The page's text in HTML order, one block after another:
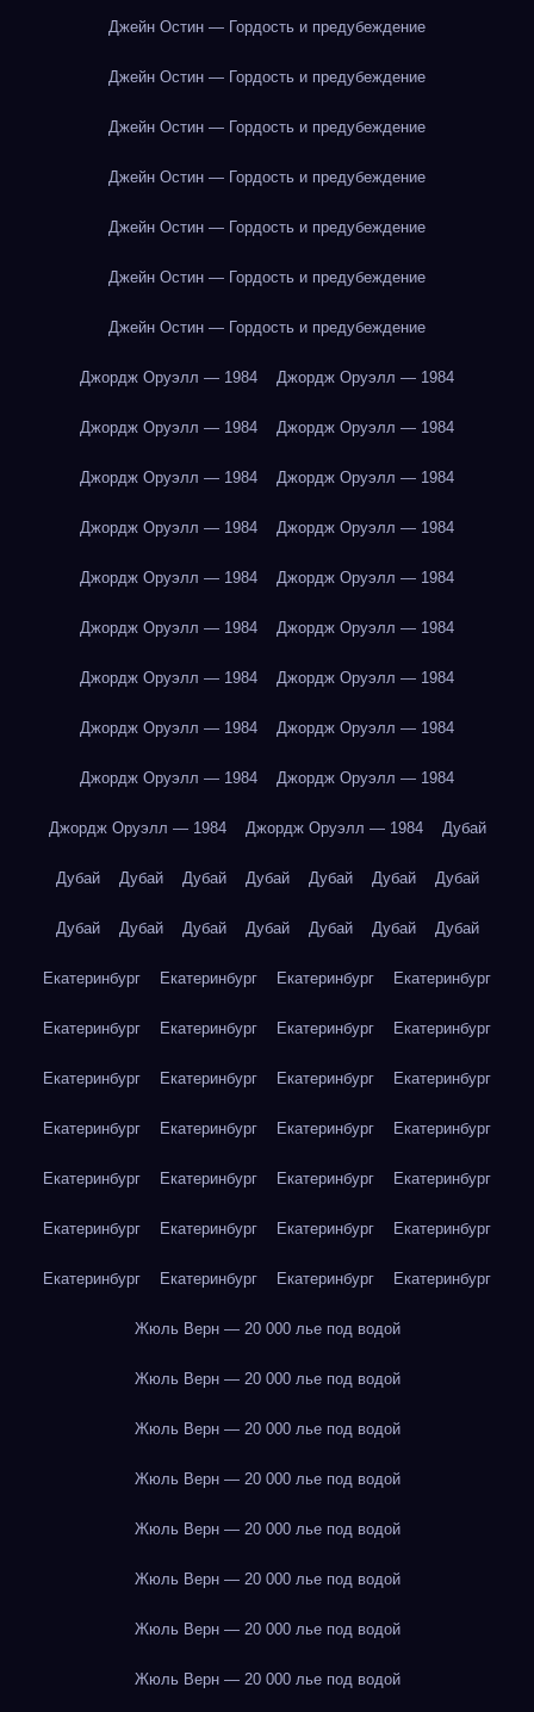
Джейн Остин — Гордость и предубеждение
Джейн Остин — Гордость и предубеждение
Джейн Остин — Гордость и предубеждение
Джейн Остин — Гордость и предубеждение
Джейн Остин — Гордость и предубеждение
Джейн Остин — Гордость и предубеждение
Джейн Остин — Гордость и предубеждение
Джордж Оруэлл — 1984 Джордж Оруэлл — 1984
Джордж Оруэлл — 1984 Джордж Оруэлл — 1984
Джордж Оруэлл — 1984 Джордж Оруэлл — 1984
Джордж Оруэлл — 1984 Джордж Оруэлл — 1984
Джордж Оруэлл — 1984 Джордж Оруэлл — 1984
Джордж Оруэлл — 1984 Джордж Оруэлл — 1984
Джордж Оруэлл — 1984 Джордж Оруэлл — 1984
Джордж Оруэлл — 1984 Джордж Оруэлл — 1984
Джордж Оруэлл — 1984 Джордж Оруэлл — 1984
Джордж Оруэлл — 1984 Джордж Оруэлл — 1984 Дубай
Дубай Дубай Дубай Дубай Дубай Дубай Дубай
Дубай Дубай Дубай Дубай Дубай Дубай Дубай
Екатеринбург Екатеринбург Екатеринбург Екатеринбург
Екатеринбург Екатеринбург Екатеринбург Екатеринбург
Екатеринбург Екатеринбург Екатеринбург Екатеринбург
Екатеринбург Екатеринбург Екатеринбург Екатеринбург
Екатеринбург Екатеринбург Екатеринбург Екатеринбург
Екатеринбург Екатеринбург Екатеринбург Екатеринбург
Екатеринбург Екатеринбург Екатеринбург Екатеринбург
Жюль Верн — 20 000 лье под водой
Жюль Верн — 20 000 лье под водой
Жюль Верн — 20 000 лье под водой
Жюль Верн — 20 000 лье под водой
Жюль Верн — 20 000 лье под водой
Жюль Верн — 20 000 лье под водой
Жюль Верн — 20 000 лье под водой
Жюль Верн — 20 000 лье под водой